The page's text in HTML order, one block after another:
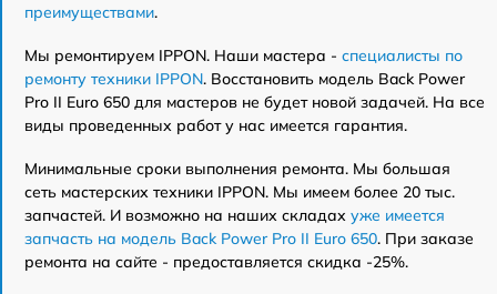
преимуществами.
Мы ремонтируем IPPON. Наши мастера - специалисты по
ремонту техники IPPON. Восстановить модель Back Power
Pro II Euro 650 для мастеров не будет новой задачей. На все
виды проведенных работ у нас имеется гарантия.
Минимальные сроки выполнения ремонта. Мы большая
сеть мастерских техники IPPON. Мы имеем более 20 тыс.
запчастей. И возможно на наших складах уже имеется
запчасть на модель Back Power Pro II Euro 650. При заказе
ремонта на сайте - предоставляется скидка -25%.